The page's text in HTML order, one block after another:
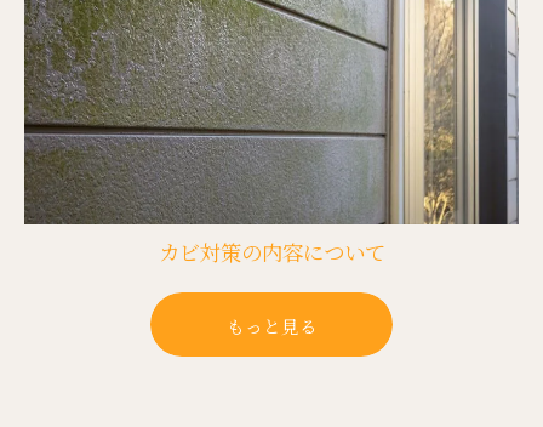
カビ対策の内容について
もっと見る